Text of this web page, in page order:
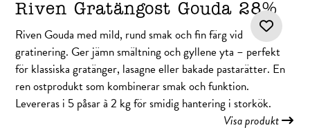
Riven Gratängost Gouda 28%
Riven Gouda med mild, rund smak och fin färg vid
gratinering. Ger jämn smältning och gyllene yta – perfekt
för klassiska gratänger, lasagne eller bakade pastarätter. En
ren ostprodukt som kombinerar smak och funktion.
Levereras i 5 påsar à 2 kg för smidig hantering i storkök.
Visa produkt